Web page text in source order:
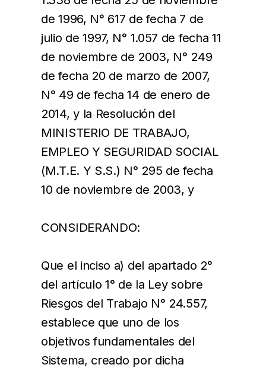
de 1996, N° 617 de fecha 7 de
julio de 1997, N° 1.057 de fecha 11
de noviembre de 2003, N° 249
de fecha 20 de marzo de 2007,
N° 49 de fecha 14 de enero de
2014, y la Resolución del
MINISTERIO DE TRABAJO,
EMPLEO Y SEGURIDAD SOCIAL
(M.T.E. Y S.S.) N° 295 de fecha
10 de noviembre de 2003, y
CONSIDERANDO:
Que el inciso a) del apartado 2°
del artículo 1° de la Ley sobre
Riesgos del Trabajo N° 24.557,
establece que uno de los
objetivos fundamentales del
Sistema, creado por dicha